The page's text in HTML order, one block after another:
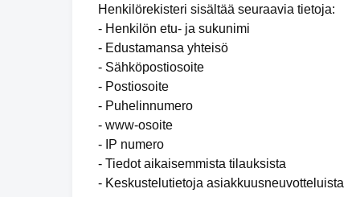
Henkilörekisteri sisältää seuraavia tietoja:
- Henkilön etu- ja sukunimi
- Edustamansa yhteisö
- Sähköpostiosoite
- Postiosoite
- Puhelinnumero
- www-osoite
- IP numero
- Tiedot aikaisemmista tilauksista
- Keskustelutietoja asiakkuusneuvotteluista